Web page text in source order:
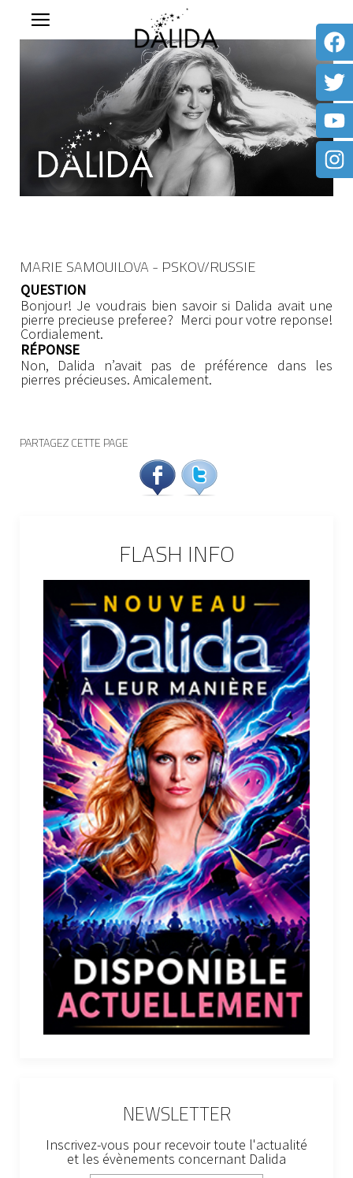
MARIE SAMOUILOVA - PSKOV/RUSSIE
QUESTION
Bonjour! Je voudrais bien savoir si Dalida avait une
pierre precieuse preferee? Merci pour votre reponse!
Cordialement.
RÉPONSE
Non, Dalida n’avait pas de préférence dans les
pierres précieuses. Amicalement.
PARTAGEZ CETTE PAGE
FLASH INFO
NEWSLETTER
Inscrivez-vous pour recevoir toute l'actualité
et les évènements concernant Dalida